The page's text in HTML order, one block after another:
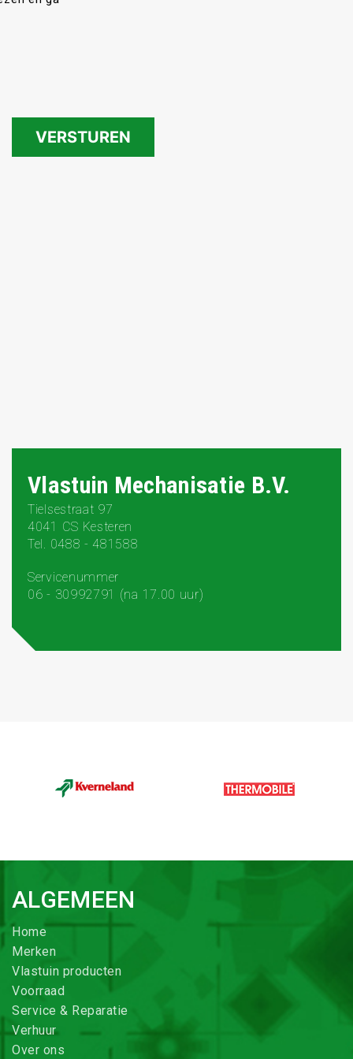
Vlastuin Mechanisatie B.V.
Tielsestraat 97
4041 CS Kesteren
Tel. 0488 - 481588
Servicenummer
06 - 30992791 (na 17.00 uur)
ALGEMEEN
Home
Merken
Vlastuin producten
Voorraad
Service & Reparatie
Verhuur
Over ons